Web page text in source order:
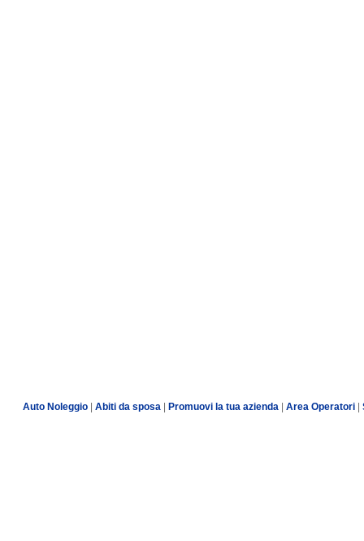
Auto Noleggio Abiti da sposa Promuovi la tua azienda Area Operatori